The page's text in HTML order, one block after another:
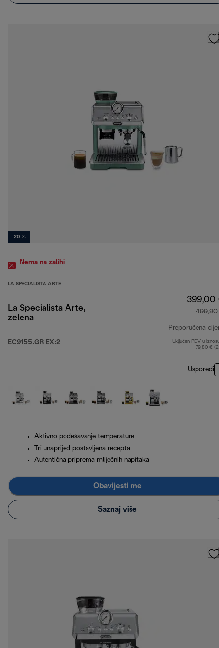
-20 %
Nema na zalihi
LA SPECIALISTA ARTE
La Specialista Arte,
zelena
EC9155.GR EX:2
399,00
Preporučena
Uključen PDV u
79,80 €
Usporedi
Aktivno podešavanje temperature
Tri unaprijed postavljena recepta
Autentična priprema mliječnih napitaka
Obavijesti me
Saznaj više